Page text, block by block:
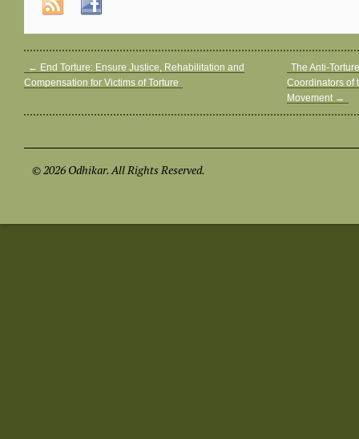
← End Torture: Ensure Justice, Rehabilitation and
Compensation for Victims of Torture
The Anti-
Coordinators of
Movement →
© 2026 Odhikar. All Rights Reserved.